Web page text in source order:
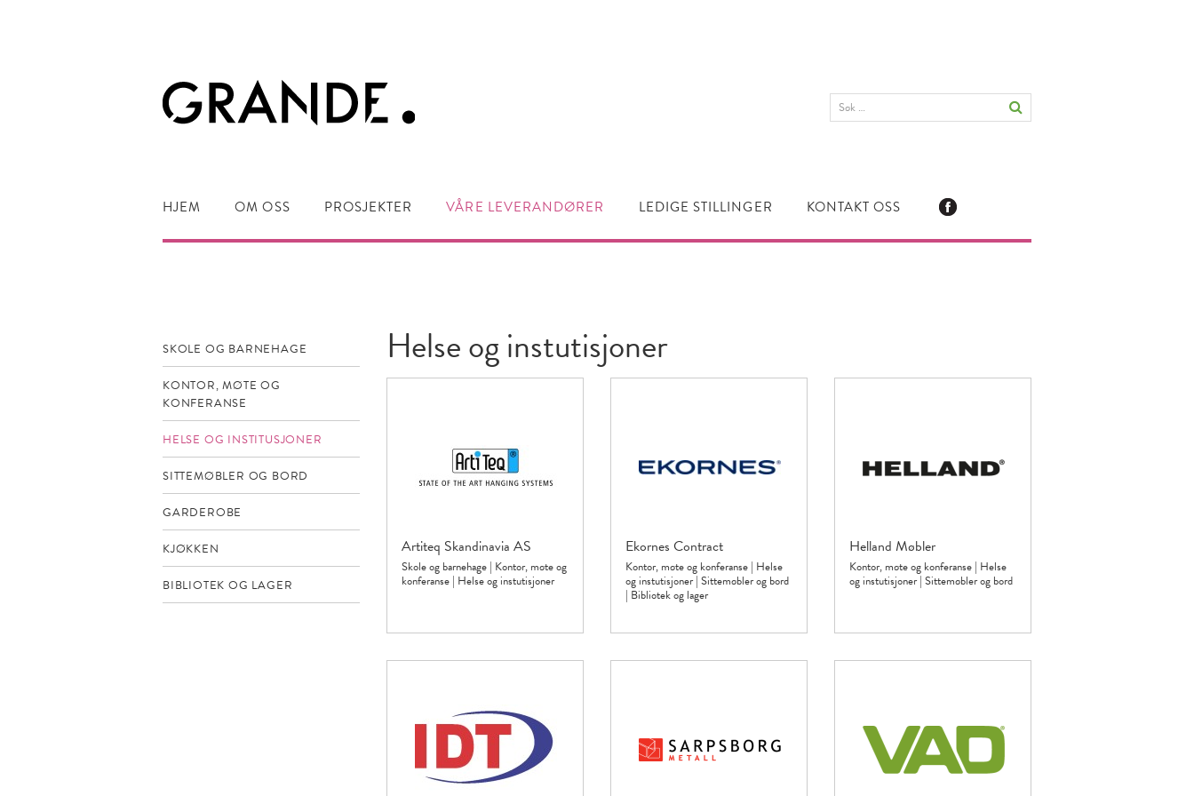
HJEM OM OSS PROSJEKTER VÅRE LEVERANDØRER LEDIGE STILLINGER KONTAKT OSS
Helse og instutisjoner
Artiteq Skandinavia AS
Skole og barnehage | Kontor, møte og
konferanse | Helse og instutisjoner
Ekornes Contract
Kontor, møte og konferanse | Helse
og instutisjoner| Sittemøbler og bord
| Bibliotek og lager
Helland Møbler
Kontor, møte og konferanse | Helse
og instutisjoner| Sittemøbler og bord
SKOLE OG BARNEHAGE
KONTOR, MØTE OG
KONFERANSE
HELSE OG INSTITUSJONER
SITTEMØBLER OG BORD
GARDEROBE
KJØKKEN
BIBLIOTEK OG LAGER